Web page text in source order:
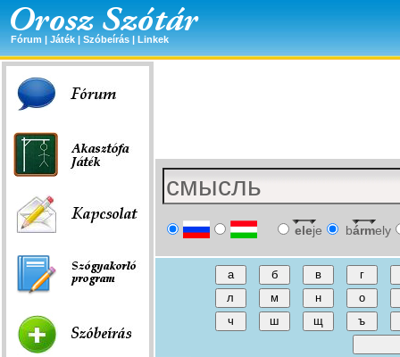
Fórum | Játék | Szóbeírás | Linkek
eleje bármely